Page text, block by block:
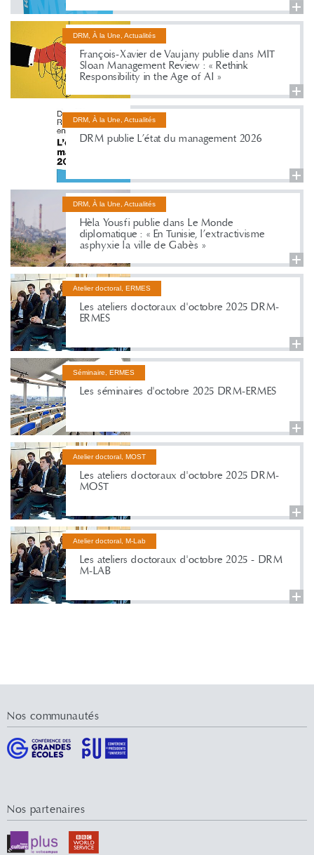
DRM, À la Une, Actualités
François-Xavier de Vaujany publie dans MIT
Sloan Management Review : « Rethink
Responsibility in the Age of AI »
DRM, À la Une, Actualités
DRM publie L’état du management 2026
DRM, À la Une, Actualités
Hèla Yousfi publie dans Le Monde
diplomatique : « En Tunisie, l’extractivisme
asphyxie la ville de Gabès »
Atelier doctoral, ERMES
Les ateliers doctoraux d'octobre 2025 DRM-
ERMES
Séminaire, ERMES
Les séminaires d'octobre 2025 DRM-ERMES
Atelier doctoral, MOST
Les ateliers doctoraux d'octobre 2025 DRM-
MOST
Atelier doctoral, M-Lab
Les ateliers doctoraux d'octobre 2025 - DRM
M-LAB
Nos communautés
Nos partenaires